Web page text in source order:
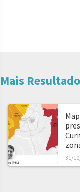
Mais
31/